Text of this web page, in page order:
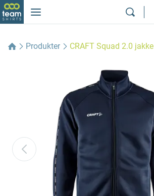
Produkter CRAFT Squad 2.0 jakke